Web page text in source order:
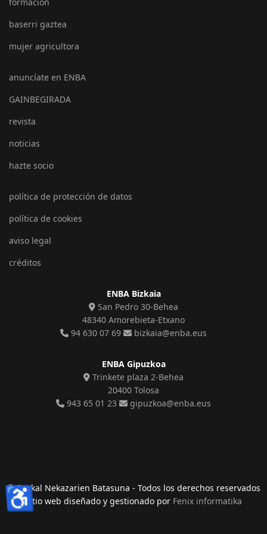
baserri gaztea
mujer agricultora
anuncíate en ENBA
GAINBEGIRADA
revista
noticias
hazte socio
política de protección de datos
política de cookies
aviso legal
créditos
ENBA Bizkaia
San Pedro 30-Behea
48340 Amorebieta-Etxano
94 630 07 69
bizkaia@enba.eus
ENBA Gipuzkoa
Trinkete plaza 2-Behea
20400 Tolosa
943 65 01 23
gipuzkoa@enba.eus
© Euskal Nekazarien Batasuna - Todos los derechos reservados
sitio web diseñado y gestionado por Fenix informatika